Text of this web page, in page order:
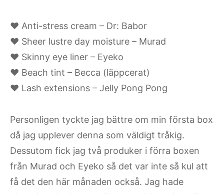
♥ Anti-stress cream – Dr: Babor
♥ Sheer lustre day moisture – Murad
♥ Skinny eye liner – Eyeko
♥ Beach tint – Becca (läppcerat)
♥ Lash extensions – Jelly Pong Pong
Personligen tyckte jag bättre om min första box
då jag upplever denna som väldigt tråkig.
Dessutom fick jag två produker i förra boxen
från Murad och Eyeko så det var inte så kul att
få det den här månaden också. Jag hade